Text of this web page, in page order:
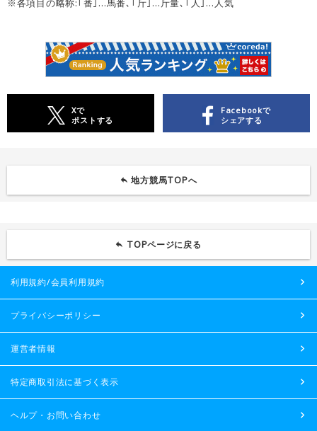
※各項目の略称:｢番｣…馬番､｢斤｣…斤量､｢人｣…人気
Xで
ポストする
Facebookで
シェアする
地方競馬TOPへ
TOPページに戻る
利用規約/会員利用規約
プライバシーポリシー
運営者情報
特定商取引法に基づく表示
ヘルプ・お問い合わせ